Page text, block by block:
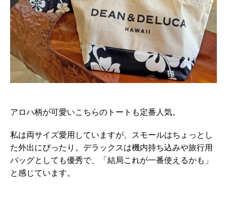
アロハ柄が可愛いこちらのトートも定番人気。
私は両サイズ愛用していますが、スモールはちょっとし
た外出にぴったり。デラックスは機内持ち込みや旅行用
バッグとしても優秀で、「結局これが一番使えるかも」
と感じています。